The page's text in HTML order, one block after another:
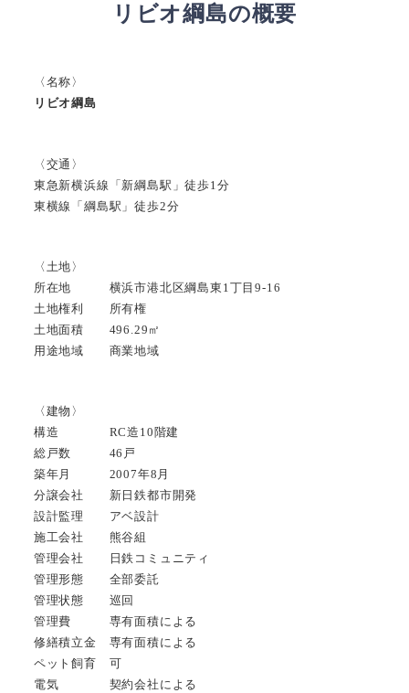
リビオ綱島の概要
〈名称〉
リビオ綱島
〈交通〉
東急新横浜線「新綱島駅」徒歩1分
東横線「綱島駅」徒歩2分
〈土地〉
所在地 横浜市港北区綱島東1丁目9-16
土地権利 所有権
土地面積 496.29㎡
用途地域 商業地域
〈建物〉
構造 RC造10階建
総戸数 46戸
築年月 2007年8月
分譲会社 新日鉄都市開発
設計監理 アベ設計
施工会社 熊谷組
管理会社 日鉄コミュニティ
管理形態 全部委託
管理状態 巡回
管理費 専有面積による
修繕積立金 専有面積による
ペット飼育 可
電気 契約会社による